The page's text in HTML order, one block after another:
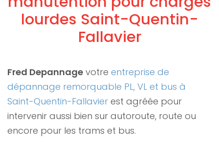
lourdes Saint-Quentin-
Fallavier
Fred Depannage votre entreprise de
dépannage remorquable PL, VL et bus à
Saint-Quentin-Fallavier est agréée pour
intervenir aussi bien sur autoroute, route ou
encore pour les trams et bus.